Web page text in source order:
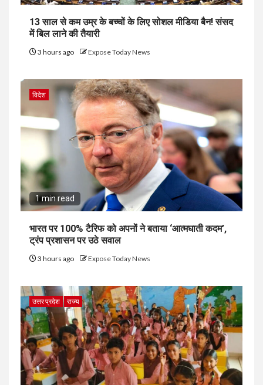
13 साल से कम उम्र के बच्चों के लिए सोशल मीडिया बैन! संसद
में बिल लाने की तैयारी
3 hours ago Expose Today News
विदेश
1 min read
भारत पर 100% टैरिफ को अपनों ने बताया ‘आत्मघाती कदम’,
ट्रंप प्रशासन पर उठे सवाल
3 hours ago Expose Today News
उत्तर प्रदेश राज्य